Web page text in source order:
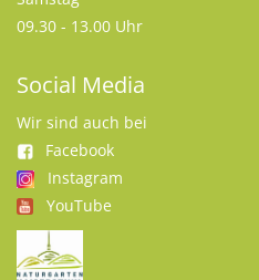
09.30 - 13.00 Uhr
Social Media
Wir sind auch bei
Facebook
Instagram
YouTube